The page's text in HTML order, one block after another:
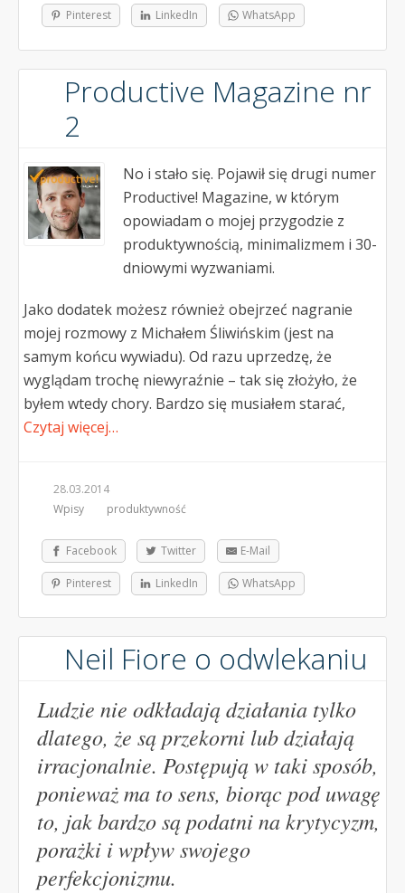
Pinterest LinkedIn WhatsApp
Productive Magazine nr
2
No i stało się. Pojawił się drugi numer
Productive! Magazine, w którym
opowiadam o mojej przygodzie z
produktywnością, minimalizmem i 30-
dniowymi wyzwaniami.
Jako dodatek możesz również obejrzeć nagranie
mojej rozmowy z Michałem Śliwińskim (jest na
samym końcu wywiadu). Od razu uprzedzę, że
wyglądam trochę niewyraźnie – tak się złożyło, że
byłem wtedy chory. Bardzo się musiałem starać,
Czytaj więcej…
28.03.2014
Wpisy
produktywność
Facebook Twitter E-Mail
Pinterest LinkedIn WhatsApp
Neil Fiore o odwlekaniu
Ludzie nie odkładają działania tylko
dlatego, że są przekorni lub działają
irracjonalnie. Postępują w taki sposób,
ponieważ ma to sens, biorąc pod uwagę
to, jak bardzo są podatni na krytycyzm,
porażki i wpływ swojego
perfekcjonizmu.